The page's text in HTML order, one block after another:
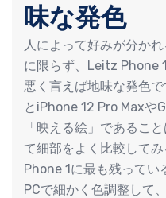
味な発色
人によって好みが分か
に限らず、Leitz Phone
悪く言えば地味な発色
とiPhone 12 Pro Maxや
「映える絵」であるこ
て細部をよく比較して
Phone 1に最も残ってい
PCで細かく色調整して